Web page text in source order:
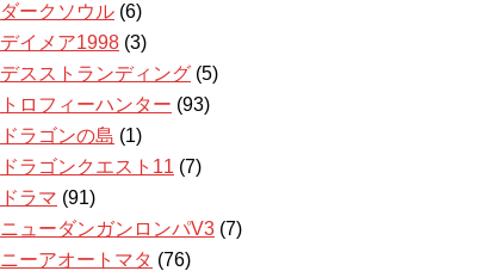
ダークソウル (6)
デイメア1998 (3)
デスストランディング (5)
トロフィーハンター (93)
ドラゴンの島 (1)
ドラゴンクエスト11 (7)
ドラマ (91)
ニューダンガンロンパV3 (7)
ニーアオートマタ (76)